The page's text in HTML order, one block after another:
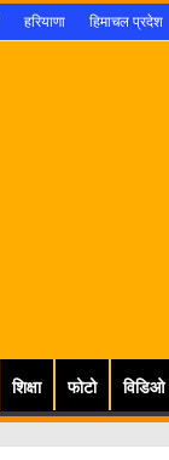
हरियाणा हिमाचल प्रदेश
शिक्षा फोटो विडिओ